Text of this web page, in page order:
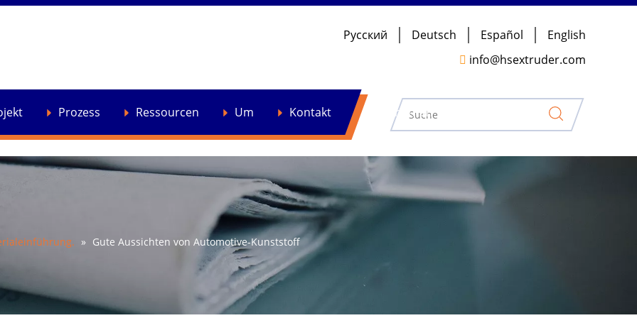
Pусский Deutsch Español English
 info@hsextruder.com
Prozess Ressourcen Um Kontakt Nachrichten
» Gute Aussichten von Automotive-Kunststoff